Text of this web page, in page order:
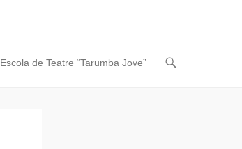
Escola de Teatre “Tarumba Jove”